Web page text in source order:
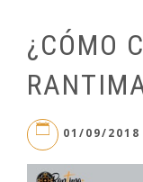
¿CÓMO
01/09/2018